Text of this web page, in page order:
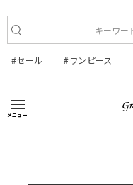
メニュー
#セール #ワンピース